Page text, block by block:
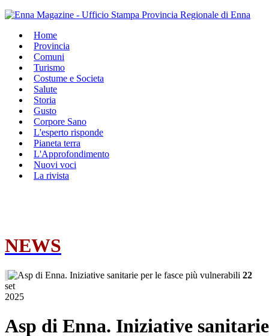
Home
Provincia
Comuni
Turismo
Costume e Societa
Salute
Storia
Gusto
Corpore Sano
L'esperto risponde
Pianeta terra
L'Approfondimento
Nuovi voci
La rivista
NEWS
22
set
2025
Asp di Enna. Iniziative